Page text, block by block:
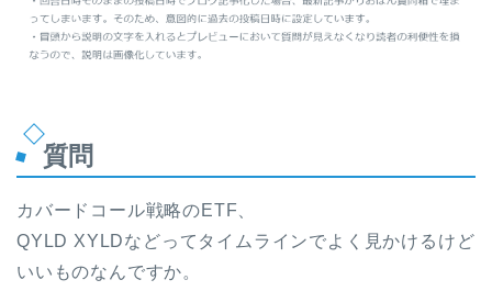
質問
カバードコール戦略のETF、
QYLD XYLDなどってタイムラインでよく見かけるけど
いいものなんですか。